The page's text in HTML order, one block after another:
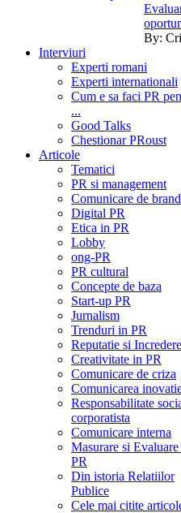
By:
Interviuri
Experti romani
Experti internationali
Cum e sa faci PR
...
Good Talks
Chestionar PRoust
Articole
Tematici
PR si management
Comunicare de brand
Digital PR
Etica in PR
Lobby
ong-PR
PR cultural
Concepte de baza
Start-up PR
Jurnalism
Trenduri in PR
Reputatie si Incredere
Creativitate in PR
Comunicare de criza
Comunicarea
Responsabilitate
corporatista
Comunicare interna
Masurare si Evaluare
PR
Din istoria Relatiilor
Publice
Cele mai citite